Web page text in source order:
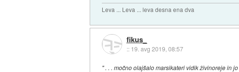
Leva ... Leva ... leva desna ena dva
fikus_
:: 19. avg 2019, 08:57
" . . . močno olajšalo marsikateri vidik živinoreje in